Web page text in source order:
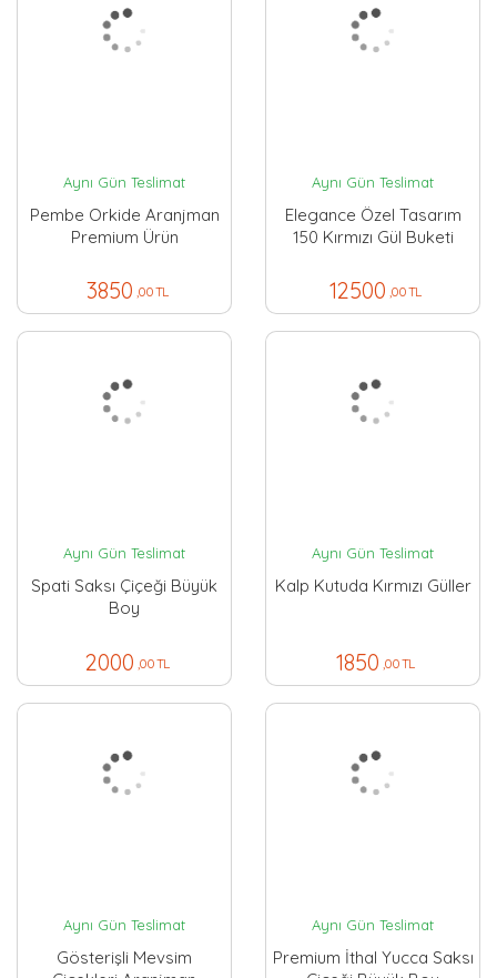
Aynı Gün Teslimat
Pembe Orkide Aranjman
Premium Ürün
3850 ,00 TL
Aynı Gün Teslimat
Elegance Özel Tasarım
150 Kırmızı Gül Buketi
12500 ,00 TL
Aynı Gün Teslimat
Spati Saksı Çiçeği Büyük
Boy
2000 ,00 TL
Aynı Gün Teslimat
Kalp Kutuda Kırmızı Güller
1850 ,00 TL
Aynı Gün Teslimat
Gösterişli Mevsim
Aynı Gün Teslimat
Premium İthal Yucca Saksı